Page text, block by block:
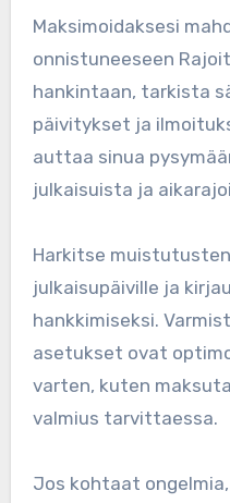
Maksimoidaksesi
onnistuneeseen
hankintaan, tarkista
päivitykset ja
auttaa sinua
julkaisuista ja
Harkitse
julkaisupäiville ja
hankkimiseksi.
asetukset ovat
varten, kuten
valmius tarvittaessa.
Jos kohtaat